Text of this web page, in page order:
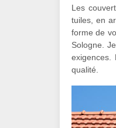
Les
tuiles, en
forme de
Sologne.
exigences.
qualité.